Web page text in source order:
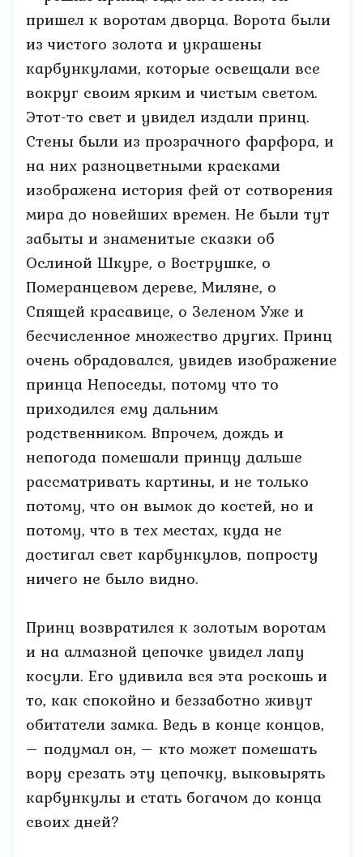
пришел к воротам дворца. Ворота были
из чистого золота и украшены
карбункулами, которые освещали все
вокруг своим ярким и чистым светом.
Этот-то свет и увидел издали принц.
Стены были из прозрачного фарфора, и
на них разноцветными красками
изображена история фей от сотворения
мира до новейших времен. Не были тут
забыты и знаменитые сказки об
Ослиной Шкуре, о Вострушке, о
Померанцевом дереве, Миляне, о
Спящей красавице, о Зеленом Уже и
бесчисленное множество других. Принц
очень обрадовался, увидев изображение
принца Непоседы, потому что то
приходился ему дальним
родственником. Впрочем, дождь и
непогода помешали принцу дальше
рассматривать картины, и не только
потому, что он вымок до костей, но и
потому, что в тех местах, куда не
достигал свет карбункулов, попросту
ничего не было видно.
Принц возвратился к золотым воротам
и на алмазной цепочке увидел лапу
косули. Его удивила вся эта роскошь и
то, как спокойно и беззаботно живут
обитатели замка. Ведь в конце концов,
– подумал он, – кто может помешать
вору срезать эту цепочку, выковырять
карбункулы и стать богачом до конца
своих дней?